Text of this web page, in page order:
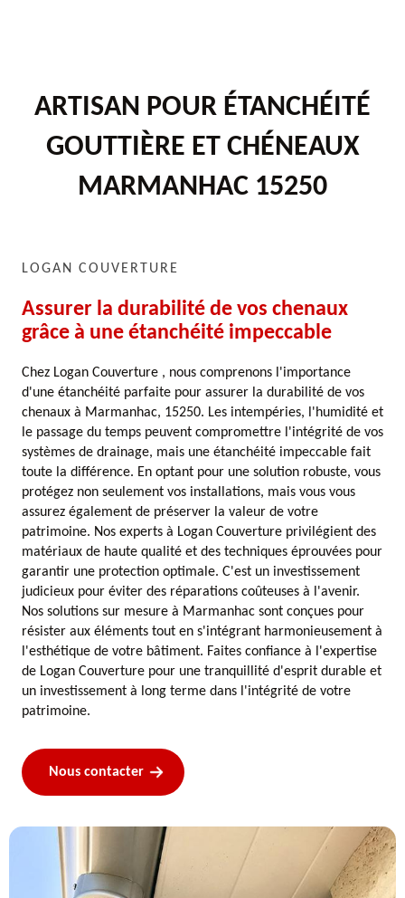
ARTISAN POUR ÉTANCHÉITÉ
GOUTTIÈRE ET CHÉNEAUX
MARMANHAC 15250
LOGAN COUVERTURE
Assurer la durabilité de vos chenaux
grâce à une étanchéité impeccable
Chez Logan Couverture , nous comprenons l'importance
d'une étanchéité parfaite pour assurer la durabilité de vos
chenaux à Marmanhac, 15250. Les intempéries, l'humidité et
le passage du temps peuvent compromettre l'intégrité de vos
systèmes de drainage, mais une étanchéité impeccable fait
toute la différence. En optant pour une solution robuste, vous
protégez non seulement vos installations, mais vous vous
assurez également de préserver la valeur de votre
patrimoine. Nos experts à Logan Couverture privilégient des
matériaux de haute qualité et des techniques éprouvées pour
garantir une protection optimale. C'est un investissement
judicieux pour éviter des réparations coûteuses à l'avenir.
Nos solutions sur mesure à Marmanhac sont conçues pour
résister aux éléments tout en s'intégrant harmonieusement à
l'esthétique de votre bâtiment. Faites confiance à l'expertise
de Logan Couverture pour une tranquillité d'esprit durable et
un investissement à long terme dans l'intégrité de votre
patrimoine.
Nous contacter